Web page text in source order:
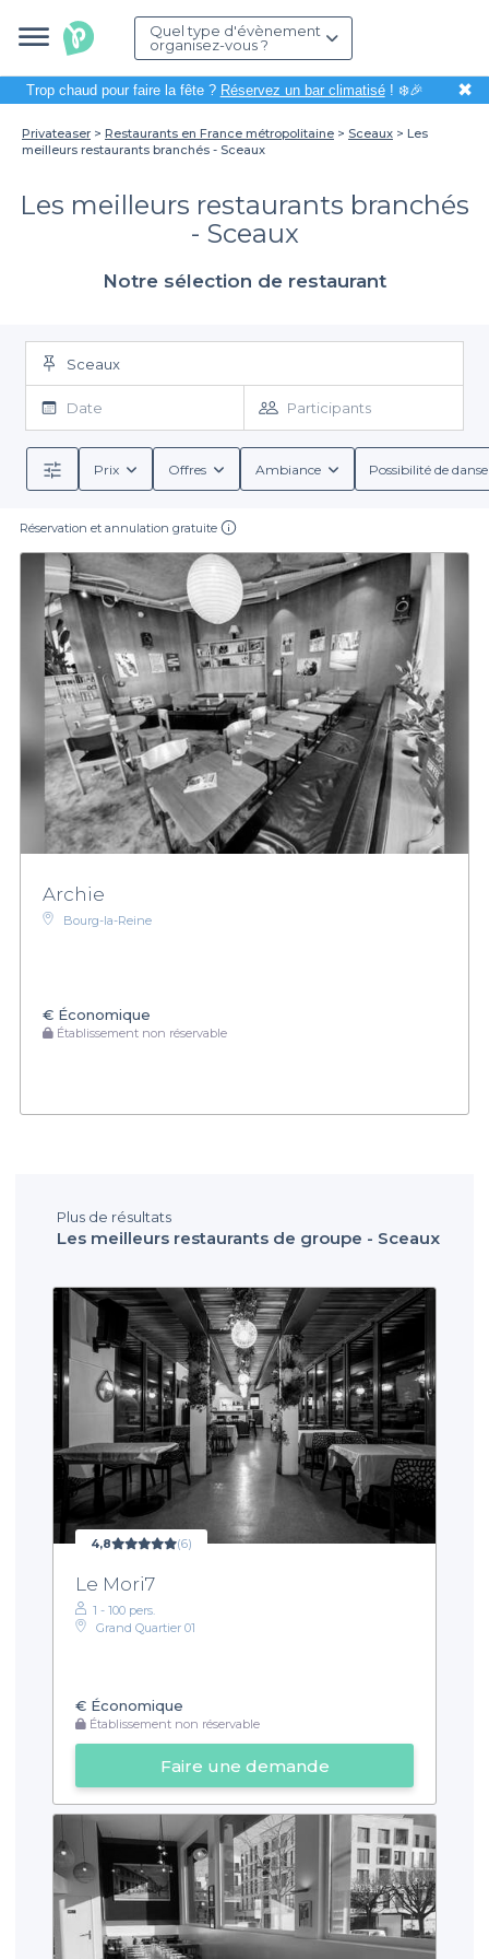
Quel type d'évènement
organisez-vous ?
Trop chaud pour faire la fête ? Réservez un bar climatisé! ❄️🎉 ✖
Privateaser Restaurants en France métropolitaine Sceaux
Les
meilleurs restaurants branchés - Sceaux
Les meilleurs restaurants branchés
- Sceaux
Notre sélection de restaurant
Sceaux
Date Participants
Prix Offres Ambiance Possibilité de
Réservation et annulation gratuite
Archie
Bourg-la-Reine
€ Économique
Établissement non réservable
Plus de résultats
Les meilleurs restaurants de groupe - Sceaux
4,8 (6)
Le Mori7
1 - 100 pers.
Grand Quartier 01
€ Économique
Établissement non réservable
Faire une demande